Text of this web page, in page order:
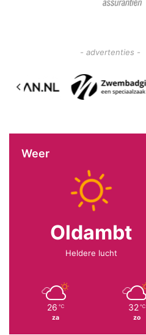
- advertenties -
Weer
Oldambt
Heldere lucht
26 ℃
za
32 ℃
zo